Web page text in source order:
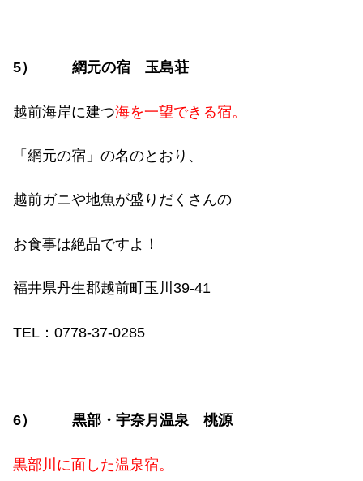
5） 網元の宿 玉島荘
越前海岸に建つ海を一望できる宿。
「網元の宿」の名のとおり、
越前ガニや地魚が盛りだくさんの
お食事は絶品ですよ！
福井県丹生郡越前町玉川 39-41
TEL ： 0778-37-0285
6） 黒部・宇奈月温泉 桃源
黒部川に面した温泉宿。